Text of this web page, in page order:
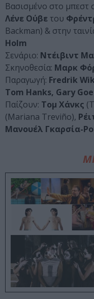
Βασισμένο στο μπεστ
Λένε Ούβε του
Backman) & στην
Holm
Σενάριο: Ντέιβιντ
Σκηνοθεσία: Μαρκ
Παραγωγή: Fredrik
Tom Hanks, Gary
Παίζουν: Τομ Χάνκς
(Mariana Treviño),
Μανουέλ Γκαρσία-